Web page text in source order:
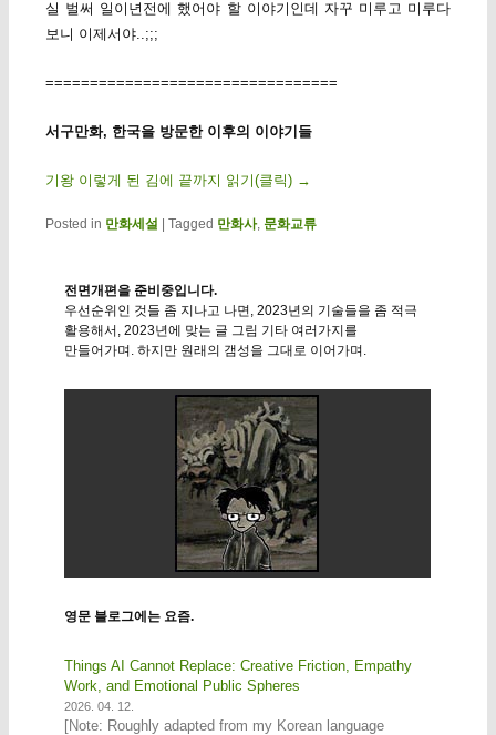
실 벌써 일이년전에 했어야 할 이야기인데 자꾸 미루고 미루다
보니 이제서야..;;;
=================================
서구만화, 한국을 방문한 이후의 이야기들
기왕 이렇게 된 김에 끝까지 읽기(클릭) →
Posted in 만화세설 Tagged 만화사, 문화교류
전면개편을 준비중입니다.
우선순위인 것들 좀 지나고 나면, 2023년의 기술들을 좀 적극
활용해서, 2023년에 맞는 글 그림 기타 여러가지를
만들어가며. 하지만 원래의 갬성을 그대로 이어가며.
영문 블로그에는 요즘.
Things AI Cannot Replace: Creative Friction, Empathy
Work, and Emotional Public Spheres
2026. 04. 12.
[Note: Roughly adapted from my Korean language